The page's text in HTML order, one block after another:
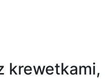
krewetkami,